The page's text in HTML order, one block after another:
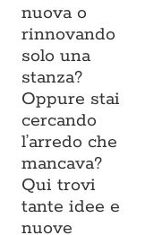
nuova o
rinnovando
solo una
stanza?
Oppure stai
cercando
l’arredo che
mancava?
Qui trovi
tante idee e
nuove